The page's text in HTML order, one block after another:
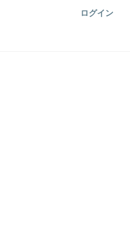
ログイン